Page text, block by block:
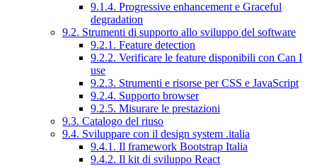
9.1.4. Progressive enhancement e Graceful
degradation
9.2. Strumenti di supporto allo sviluppo del software
9.2.1. Feature detection
9.2.2. Verificare le feature disponibili con Can I
use
9.2.3. Strumenti e risorse per CSS e JavaScript
9.2.4. Supporto browser
9.2.5. Misurare le prestazioni
9.3. Catalogo del riuso
9.4. Sviluppare con il design system .italia
9.4.1. Il framework Bootstrap Italia
9.4.2. Il kit di sviluppo React